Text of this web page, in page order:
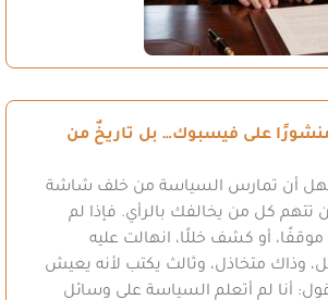
على فيسبوك… بل تاريخٌ من
أن تمارس السياسة من خلف شاشة
تتهم كل من يخالفك بالرأي. فإذا لم
أو كشف خللًا، انهالت عليه
وذاك متخاذل، وثالث يكتب لأنه يعيش
أنا لم أتعلم السياسة على وسائل